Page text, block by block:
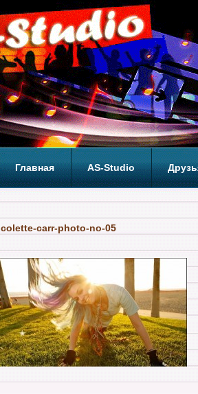
Главная AS-Studio
colette-carr-photo-no-05